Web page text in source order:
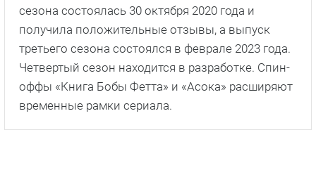
сезона состоялась 30 октября 2020 года и
получила положительные отзывы, а выпуск
третьего сезона состоялся в феврале 2023 года.
Четвертый сезон находится в разработке. Спин-
оффы «Книга Бобы Фетта» и «Асока» расширяют
временные рамки сериала.